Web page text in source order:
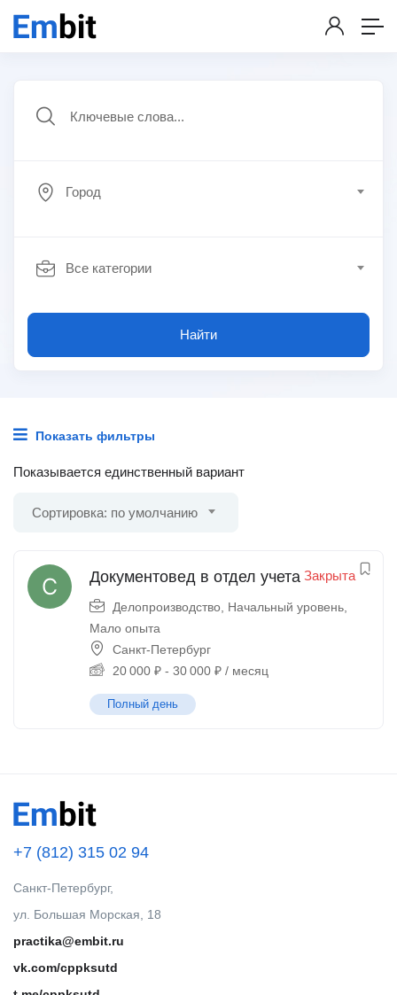
Город
Все категории
Найти
Показать фильтры
Показывается единственный вариант
Сортировка: по умолчанию
Документовед в отдел учета Закрыта
Делопроизводство Начальный уровень,
Мало опыта
Санкт-Петербург
20 000 ₽ - 30 000 ₽ / месяц
Полный день
+7 (812) 315 02 94
Санкт-Петербург,
ул. Большая Морская, 18
practika@embit.ru
vk.com/cppksutd